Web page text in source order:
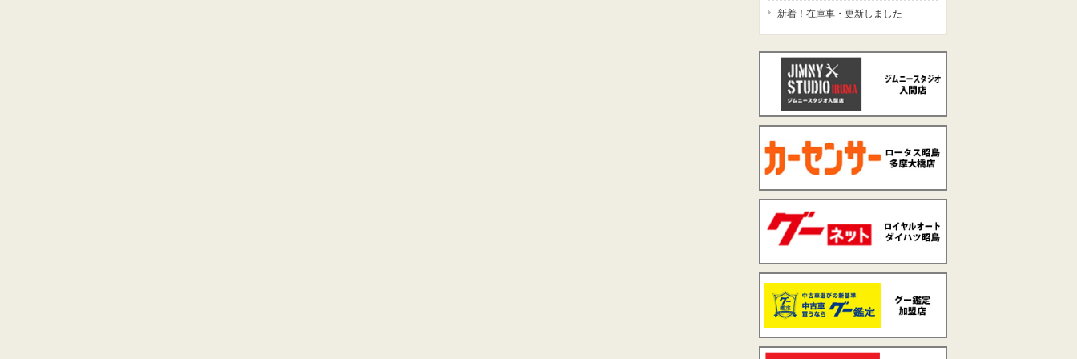
新着！在庫車・更新しました